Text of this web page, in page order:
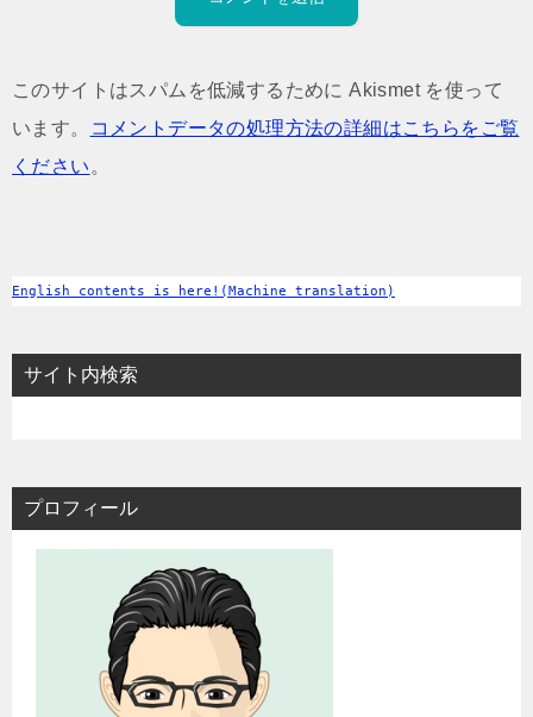
このサイトはスパムを低減するために Akismet を使って
います。
コメントデータの処理方法の詳細はこちらをご覧
ください 。
English contents is here!(Machine translation)
サイト内検索
プロフィール